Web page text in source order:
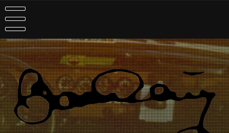
Skip
to
content